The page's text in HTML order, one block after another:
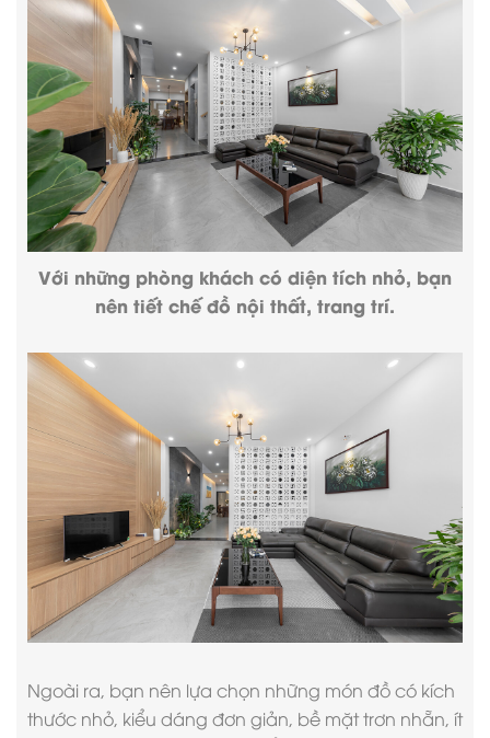
Với những phòng khách có diện tích nhỏ, bạn
nên tiết chế đồ nội thất, trang trí.
Ngoài ra, bạn nên lựa chọn những món đồ có kích
thước nhỏ, kiểu dáng đơn giản, bề mặt trơn nhẵn, ít